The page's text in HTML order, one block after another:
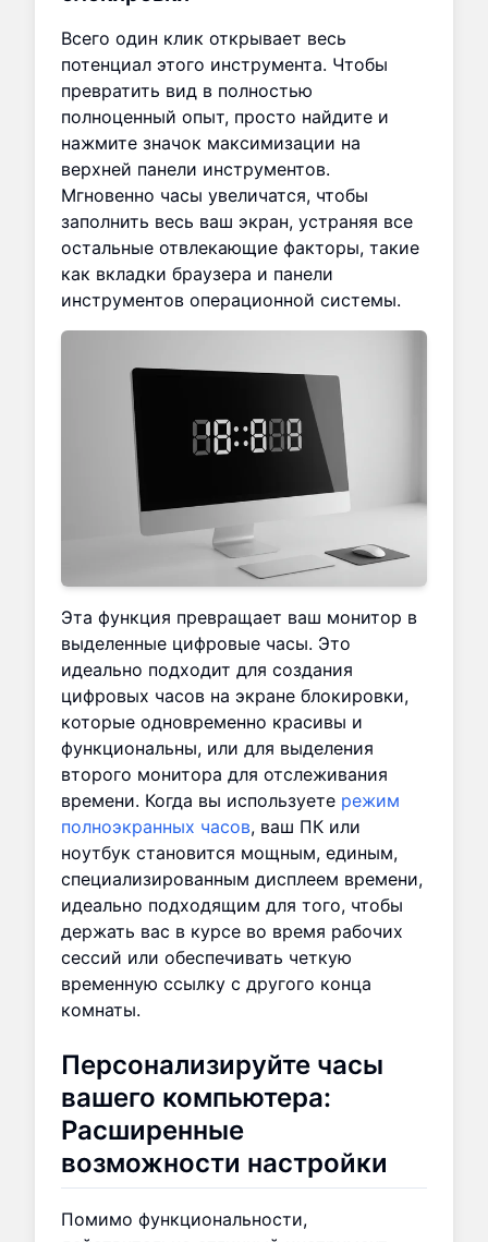
Всего один клик открывает весь
потенциал этого инструмента. Чтобы
превратить вид в полностью
полноценный опыт, просто найдите и
нажмите значок максимизации на
верхней панели инструментов.
Мгновенно часы увеличатся, чтобы
заполнить весь ваш экран, устраняя все
остальные отвлекающие факторы, такие
как вкладки браузера и панели
инструментов операционной системы.
Эта функция превращает ваш монитор в
выделенные цифровые часы. Это
идеально подходит для создания
цифровых часов на экране блокировки,
которые одновременно красивы и
функциональны, или для выделения
второго монитора для отслеживания
времени. Когда вы используете режим
полноэкранных часов, ваш ПК или
ноутбук становится мощным, единым,
специализированным дисплеем времени,
идеально подходящим для того, чтобы
держать вас в курсе во время рабочих
сессий или обеспечивать четкую
временную ссылку с другого конца
комнаты.
Персонализируйте часы
вашего компьютера:
Расширенные
возможности настройки
Помимо функциональности,